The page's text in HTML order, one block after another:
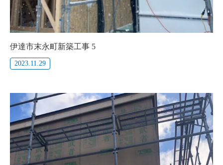
伊達市末永町新築工事 5
2023.11.29